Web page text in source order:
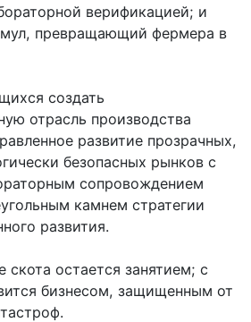
верификацией; и
превращающий фермера в
создать
отрасль производства
развитие прозрачных,
безопасных рынков с
сопровождением
камнем стратегии
развития.
скота остается занятием; с
бизнесом, защищенным от